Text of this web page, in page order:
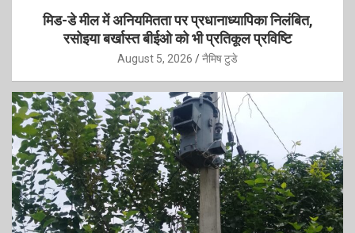
मिड-डे मील में अनियमितता पर प्रधानाध्यापिका निलंबित,
रसोइया बर्खास्त बीईओ को भी प्रतिकूल प्रविष्टि
August 5, 2026 नैमिष टुडे